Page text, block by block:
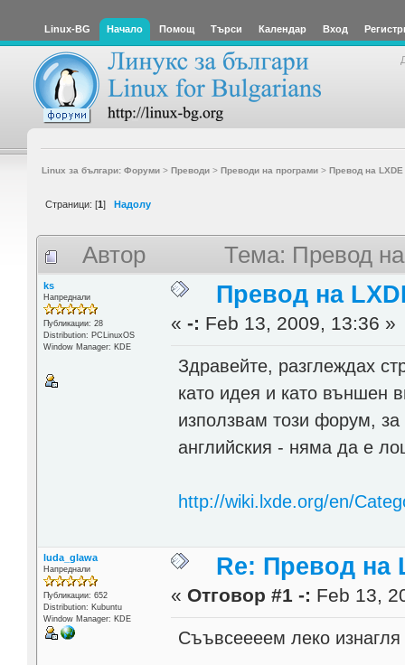
Linux-BG Начало Помощ Търси Календар Вход
Linux за българи: Форуми> Преводи> Преводи на програми> Превод на LXDE
Страници: [1] Надолу
Автор Тема: Превод
ks
Напреднали
Публикации: 28
Distribution: PCLinuxOS
Window Manager: KDE
Превод на
«-: Feb 13, 2009, 13:36 »
Здравейте, разглеждах
като идея и като външен
използвам този форум, за
английския - няма да е
http://wiki.lxde.org/en/
luda_glawa
Напреднали
Публикации: 652
Distribution: Kubuntu
Window Manager: KDE
Re: Превод на
« Отговор #1 -: Feb 13,
Съъвсеееем леко